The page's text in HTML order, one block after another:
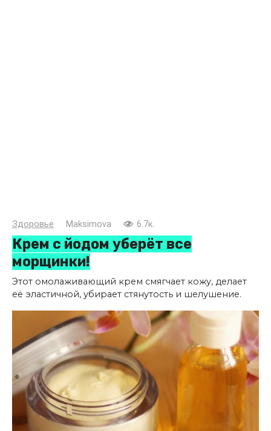
Здоровье Maksimova 6.7к.
Крем с йодом уберёт все
морщинки!
Этот омолаживающий крем смягчает кожу, делает
её эластичной, убирает стянутость и шелушение.